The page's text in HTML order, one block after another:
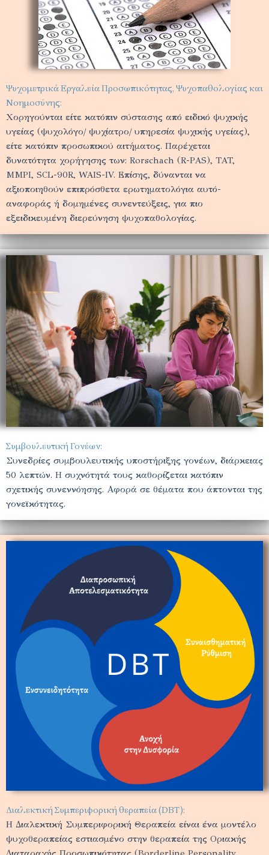
Ψυχομετρικά Εργαλεία Προσωπικότητας, Ψυχοπαθολογίας και
Νοημοσύνης:
Χορηγούνται είτε κατόπιν σύστασης από ειδικό ψυχικής
υγείας (ψυχολόγο/ ψυχίατρο/ υπηρεσία ψυχικής υγείας),
είτε κατόπιν προσωπικού αιτήματος. Παρέχεται
δυνατότητα χορήγησης των: Rorschach (R-PAS), TAT,
MMPI, SCL-90R, WAIS-IV. Επίσης, δύνανται να
αξιοποιηθούν επιπρόσθετα ερωτηματολόγια αυτό-
αναφοράς ή δομημένες συνεντεύξεις, για πιο
εξειδικευμένη διερεύνηση ψυχοπαθολογίας.
Συμβουλευτική Γονέων:
Συνεδρίες συμβουλευτικής υποστήριξης γονέων, διάρκειας
50 λεπτών. Η συχνότητά τους καθορίζεται κατόπιν
σχετικής συνεννόησης. Αφορά σε θέματα που άπτονται της
γονεϊκότητας.
Διαλεκτική Συμπεριφορική θεραπεία (DBT):
Η Διαλεκτική Συμπεριφορική Θεραπεία είναι ένα μοντέλο
ψυχοθεραπείας εστιασμένο στην θεραπεία της Οριακής